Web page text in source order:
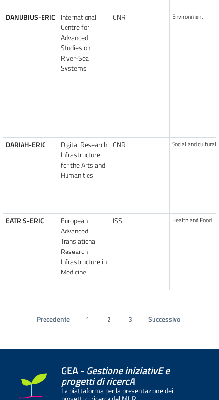
DANUBIUS-ERIC International
Centre for
Advanced
Studies on
River-Sea
Systems
CNR Environment
DARIAH-ERIC
Digital Research
Infrastructure
for the Arts and
Humanities
CNR Social and cultural
EATRIS-ERIC
European
Advanced
Translational
Research
Infrastructure in
Medicine
ISS Health and Food
Precedente 1 2 3 Successivo
GEA -Gestione iniziativE e
progetti di ricercA
La piattaforma per la presentazione dei